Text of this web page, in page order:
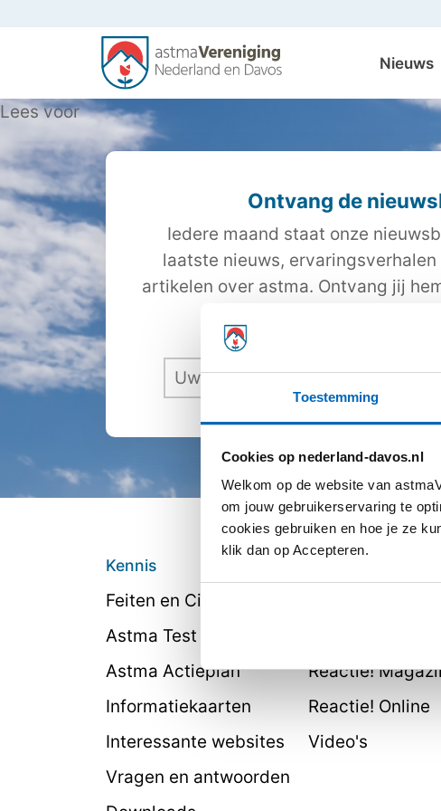
Toestemming
Cookies op nederland-davos.nl
Welkom op de website van
om jouw gebruikerservaring te
cookies gebruiken en hoe je ze
klik dan op Accepteren.
Nieuws
Lees voor
Ontvang de
Iedere maand staat onze
laatste nieuws,
artikelen over astma. Ontvang jij
Kennis
Feiten en Cijfers
Astma Test
Astma Actieplan
Informatiekaarten
Interessante websites
Vragen en antwoorden
Reactie!
Reactie! Online
Video's